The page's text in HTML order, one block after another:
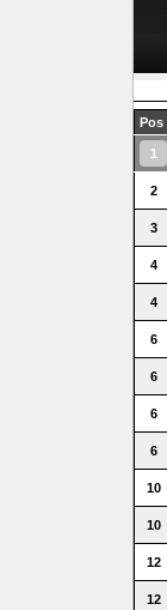
Pos
1
2
3
4
4
6
6
6
6
10
10
12
12